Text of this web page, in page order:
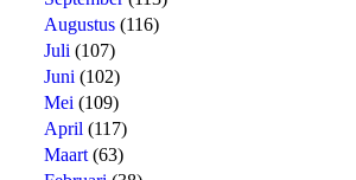
Augustus (116)
Juli (107)
Juni (102)
Mei (109)
April (117)
Maart (63)